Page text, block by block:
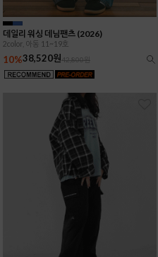
데일리 워싱 데님팬츠 (2026)
2color, 아동 11~19호
10%38,520원42,800원